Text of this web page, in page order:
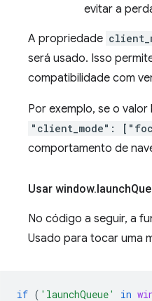
evitar a
A propriedade
será usado. Isso
compatibilidade com
Por exemplo, se o
"client_mode":
comportamento de
Usar window.launch
No código a seguir, a
Usado para tocar uma
if ( 'launchQueue' in